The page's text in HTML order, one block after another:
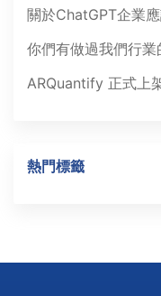
關於ChatGPT企業
你們有做過我們行業
ARQuantify 正式上
熱門標籤